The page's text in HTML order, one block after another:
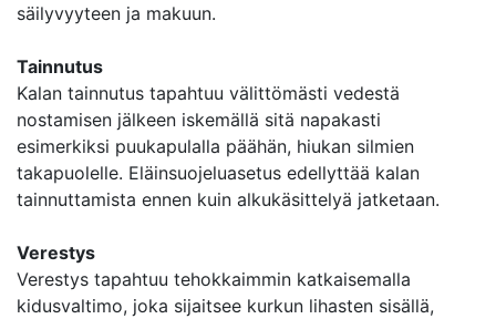
säilyvyyteen ja makuun.
Tainnutus
Kalan tainnutus tapahtuu välittömästi vedestä
nostamisen jälkeen iskemällä sitä napakasti
esimerkiksi puukapulalla päähän, hiukan silmien
takapuolelle. Eläinsuojeluasetus edellyttää kalan
tainnuttamista ennen kuin alkukäsittelyä jatketaan.
Verestys
Verestys tapahtuu tehokkaimmin katkaisemalla
kidusvaltimo, joka sijaitsee kurkun lihasten sisällä,